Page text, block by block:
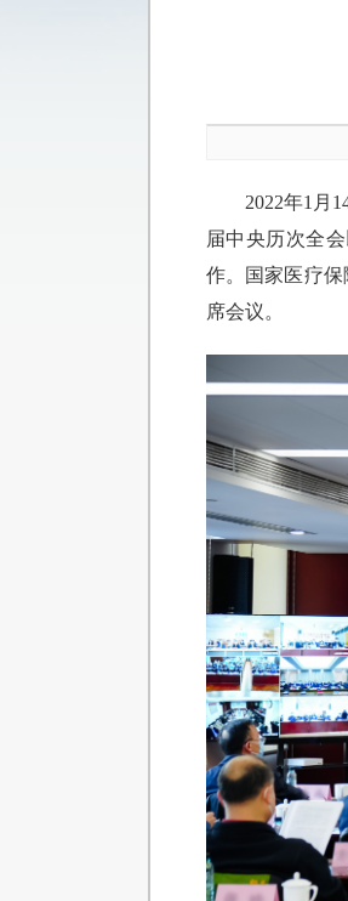
2022年1月
届中央历次全
作。国家医疗
席会议。